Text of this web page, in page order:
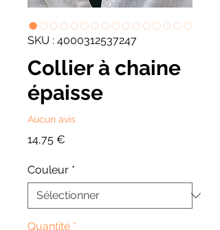
SKU : 4000312537247
Collier à chaine
épaisse
Aucun avis
14,75 €
Couleur *
Quantité *